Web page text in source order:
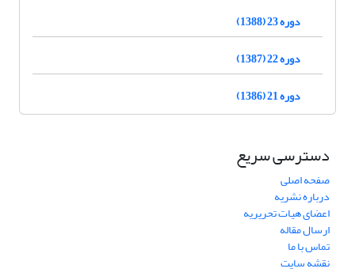
دوره 23 (1388)
دوره 22 (1387)
دوره 21 (1386)
دسترسی سریع
صفحه اصلی
درباره نشریه
اعضای هیات تحریریه
ارسال مقاله
تماس با ما
نقشه سایت